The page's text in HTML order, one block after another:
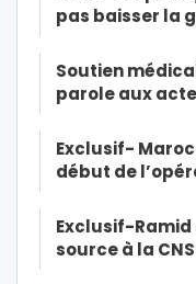
pas baisser la
Soutien
parole aux
Exclusif-
début de
Exclusif-
source à la